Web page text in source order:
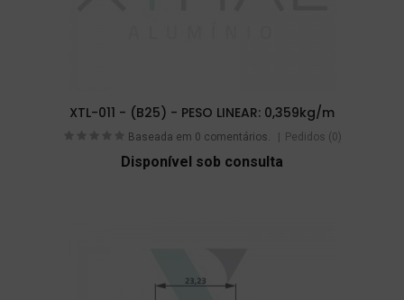
XTL-011 - (B25) - PESO LINEAR: 0,359kg/m
Baseada em 0 comentários. Pedidos (0)
Disponível sob consulta